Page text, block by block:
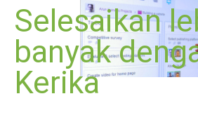
Langsung
Selesaikan
banyak
Kerika